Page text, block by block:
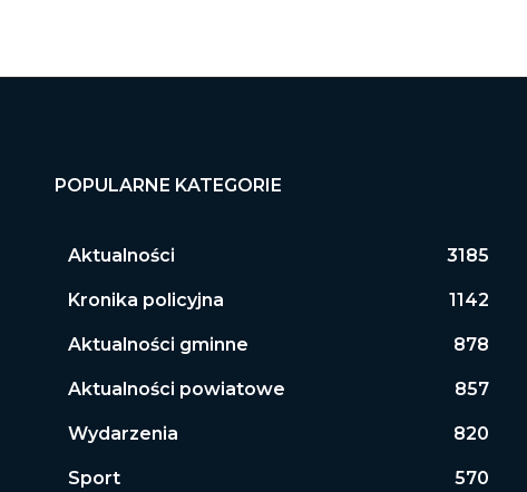
POPULARNE KATEGORIE
Aktualności 3185
Kronika policyjna 1142
Aktualności gminne 878
Aktualności powiatowe 857
Wydarzenia 820
Sport 570